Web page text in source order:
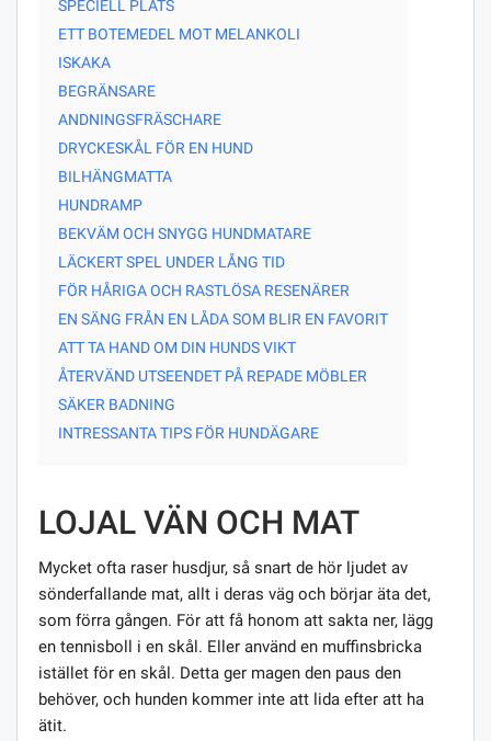
SPECIELL PLATS
ETT BOTEMEDEL MOT MELANKOLI
ISKAKA
BEGRÄNSARE
ANDNINGSFRÄSCHARE
DRYCKESKÅL FÖR EN HUND
BILHÄNGMATTA
HUNDRAMP
BEKVÄM OCH SNYGG HUNDMATARE
LÄCKERT SPEL UNDER LÅNG TID
FÖR HÅRIGA OCH RASTLÖSA RESENÄRER
EN SÄNG FRÅN EN LÅDA SOM BLIR EN FAVORIT
ATT TA HAND OM DIN HUNDS VIKT
ÅTERVÄND UTSEENDET PÅ REPADE MÖBLER
SÄKER BADNING
INTRESSANTA TIPS FÖR HUNDÄGARE
LOJAL VÄN OCH MAT
Mycket ofta raser husdjur, så snart de hör ljudet av
sönderfallande mat, allt i deras väg och börjar äta det,
som förra gången. För att få honom att sakta ner, lägg
en tennisboll i en skål. Eller använd en muffinsbricka
istället för en skål. Detta ger magen den paus den
behöver, och hunden kommer inte att lida efter att ha
ätit.